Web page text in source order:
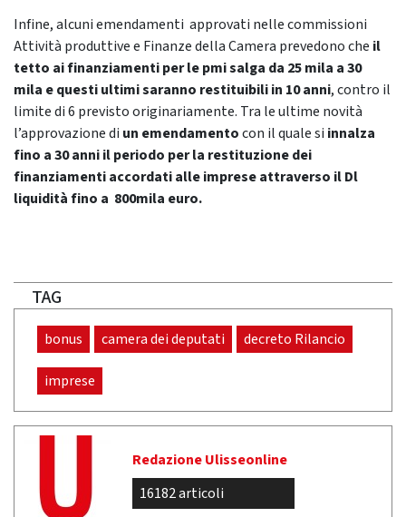
Infine, alcuni emendamenti approvati nelle commissioni
Attività produttive e Finanze della Camera prevedono che il
tetto ai finanziamenti per le pmi salga da 25 mila a 30
mila e questi ultimi saranno restituibili in 10 anni, contro il
limite di 6 previsto originariamente. Tra le ultime novità
l’approvazione di un emendamentocon il quale si innalza
fino a 30 anni il periodo per la restituzione dei
finanziamenti accordati alle imprese attraverso il Dl
liquidità fino a 800mila euro.
TAG
bonus camera dei deputati decreto Rilancio
imprese
Redazione Ulisseonline
16182 articoli